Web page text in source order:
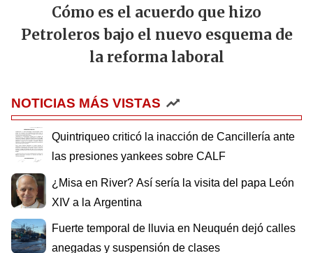
Cómo es el acuerdo que hizo
Petroleros bajo el nuevo esquema de
la reforma laboral
NOTICIAS MÁS VISTAS
Quintriqueo criticó la inacción de Cancillería ante
las presiones yankees sobre CALF
¿Misa en River? Así sería la visita del papa León
XIV a la Argentina
Fuerte temporal de lluvia en Neuquén dejó calles
anegadas y suspensión de clases